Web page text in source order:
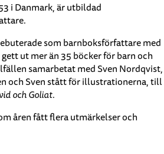
i Danmark, är utbildad
som barnboksförfattare med
gett ut mer än 35 böcker för barn och
samarbetat med Sven Nordqvist,
och Sven stått för illustrationerna, till
och Goliat.
åren fått flera utmärkelser och